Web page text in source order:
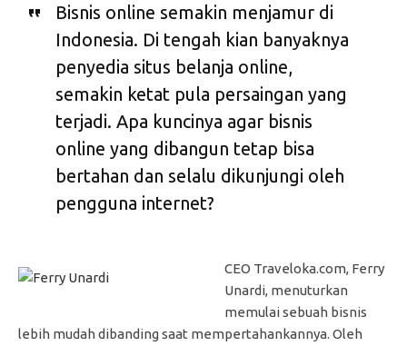
Bisnis online semakin menjamur di
Indonesia. Di tengah kian banyaknya
penyedia situs belanja online,
semakin ketat pula persaingan yang
terjadi. Apa kuncinya agar bisnis
online yang dibangun tetap bisa
bertahan dan selalu dikunjungi oleh
pengguna internet?
CEO Traveloka.com, Ferry
Unardi, menuturkan
memulai sebuah bisnis
lebih mudah dibanding saat mempertahankannya. Oleh